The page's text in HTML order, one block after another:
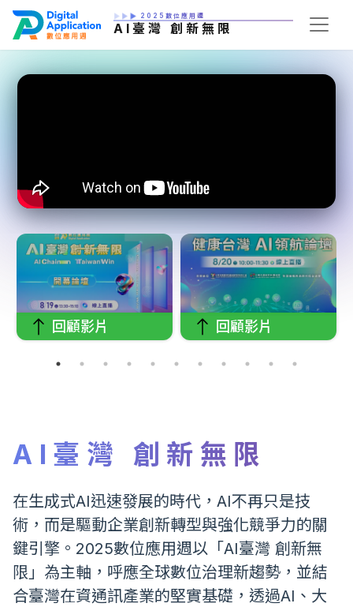
2025數位應用週
AI臺灣 創新無限
AI臺灣 創新無限
在生成式AI迅速發展的時代，AI不再只是技
術，而是驅動企業創新轉型與強化競爭力的關
鍵引擎。2025數位應用週以「AI臺灣 創新無
限」為主軸，呼應全球數位治理新趨勢，並結
合臺灣在資通訊產業的堅實基礎，透過AI、大